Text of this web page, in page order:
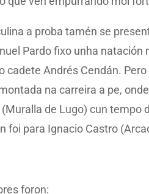
a proba tamén se
Pardo fixo unha
cadete Andrés Cendán.
na carreira a pe,
de Lugo) cun tempo
foi para Ignacio Castro
foron: